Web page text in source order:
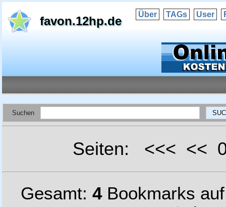
favon.12hp.de Über TAGs User
Suchen
Seiten: <<< <<
Gesamt: 4Bookmarks